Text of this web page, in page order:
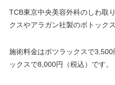
TCB東京中央美容外科のしわ取
クスやアラガン社製のボトック
施術料金はボツラックスで
ックスで8,000円（税込）です。